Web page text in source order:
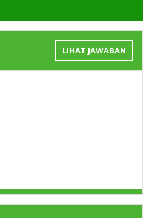
LIHAT JAWABAN